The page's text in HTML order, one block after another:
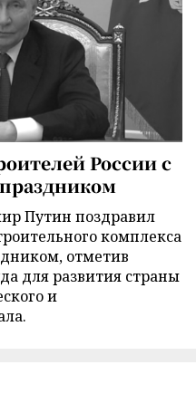
России с
Путин поздравил
комплекса
отметив
для развития страны
и